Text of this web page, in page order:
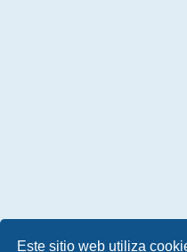
Este sitio web utiliza